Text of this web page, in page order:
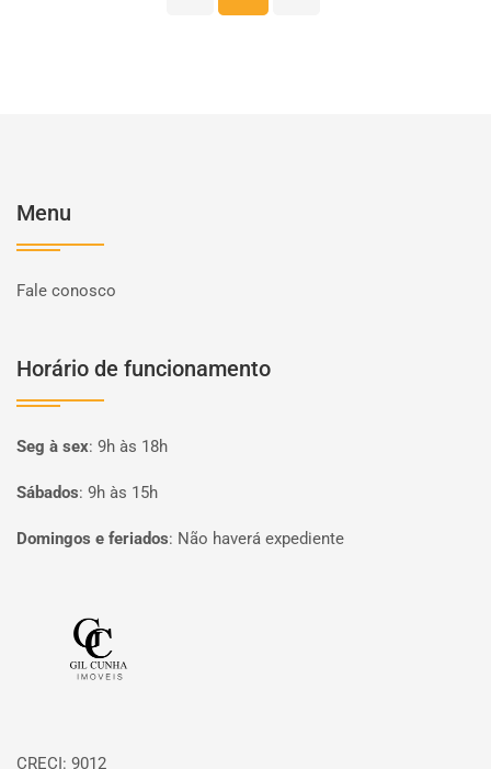
Menu
Fale conosco
Horário de funcionamento
Seg à sex: 9h às 18h
Sábados: 9h às 15h
Domingos e feriados: Não haverá expediente
CRECI: 9012